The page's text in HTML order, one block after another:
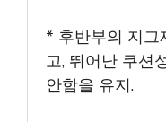
* 후반부의 지그
고, 뛰어난 쿠션
안함을 유지.